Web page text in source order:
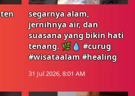
segarnya alam,
jernihnya air, dan
suasana yang bikin hati
tenang. 🌿💧 #curug
#wisataalam #healing
31 Jul 2026, 8:01 AM